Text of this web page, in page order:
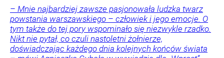
– Mnie najbardziej zawsze pasjonowała ludzka twarz
powstania warszawskiego – człowiek i jego emocje. O
tym także do tej pory wspominało się niezwykle rzadko.
Nikt nie pytał, co czuli nastoletni żołnierze,
doświadczając każdego dnia kolejnych końców świata